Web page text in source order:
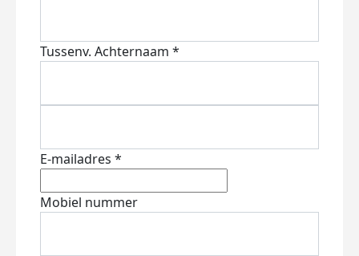
Tussenv. Achternaam *
E-mailadres *
Mobiel nummer